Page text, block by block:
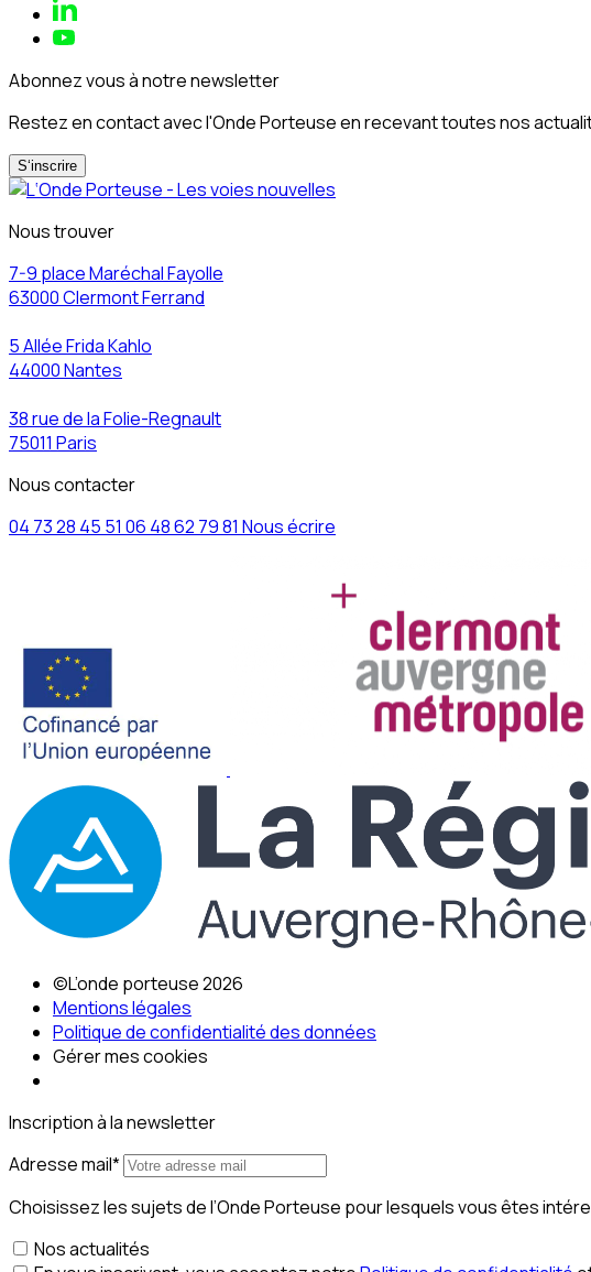
Abonnez vous à notre newsletter
Restez en contact avec l'Onde Porteuse en recevant toutes nos
S‘inscrire
Nous trouver
7-9 place Maréchal Fayolle
63000 Clermont Ferrand
5 Allée Frida Kahlo
44000 Nantes
38 rue de la Folie-Regnault
75011 Paris
Nous contacter
04 73 28 45 51 06 48 62 79 81 Nous écrire
©L’onde porteuse 2026
Mentions légales
Politique de confidentialité des données
Gérer mes cookies
Inscription à la newsletter
Adresse mail*
Choisissez les sujets de l’Onde Porteuse pour lesquels vous êtes
Nos actualités